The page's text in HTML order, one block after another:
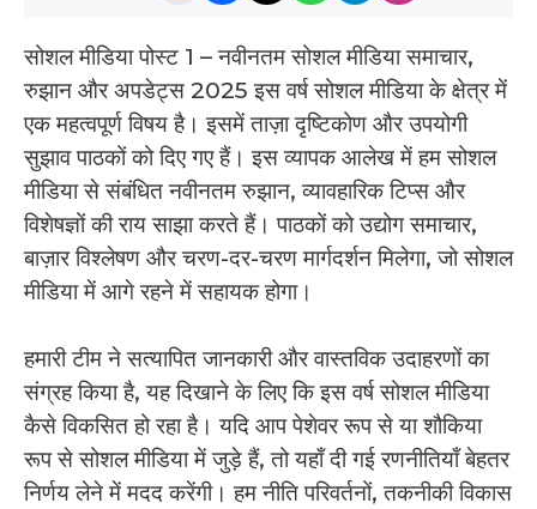
सोशल मीडिया पोस्ट 1 – नवीनतम सोशल मीडिया समाचार,
रुझान और अपडेट्स 2025 इस वर्ष सोशल मीडिया के क्षेत्र में
एक महत्वपूर्ण विषय है। इसमें ताज़ा दृष्टिकोण और उपयोगी
सुझाव पाठकों को दिए गए हैं। इस व्यापक आलेख में हम सोशल
मीडिया से संबंधित नवीनतम रुझान, व्यावहारिक टिप्स और
विशेषज्ञों की राय साझा करते हैं। पाठकों को उद्योग समाचार,
बाज़ार विश्लेषण और चरण-दर-चरण मार्गदर्शन मिलेगा, जो सोशल
मीडिया में आगे रहने में सहायक होगा।
हमारी टीम ने सत्यापित जानकारी और वास्तविक उदाहरणों का
संग्रह किया है, यह दिखाने के लिए कि इस वर्ष सोशल मीडिया
कैसे विकसित हो रहा है। यदि आप पेशेवर रूप से या शौकिया
रूप से सोशल मीडिया में जुड़े हैं, तो यहाँ दी गई रणनीतियाँ बेहतर
निर्णय लेने में मदद करेंगी। हम नीति परिवर्तनों, तकनीकी विकास